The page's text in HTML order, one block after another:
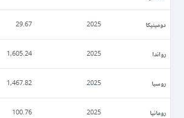
دومينيكا 2025
29.67
رواندا 2025
1,605.24
روسيا 2025
1,467.82
رومانيا 2025
100.76